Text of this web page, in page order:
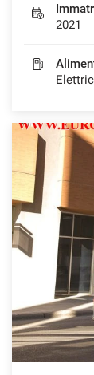
2021
Leggi
la
cookie
policy